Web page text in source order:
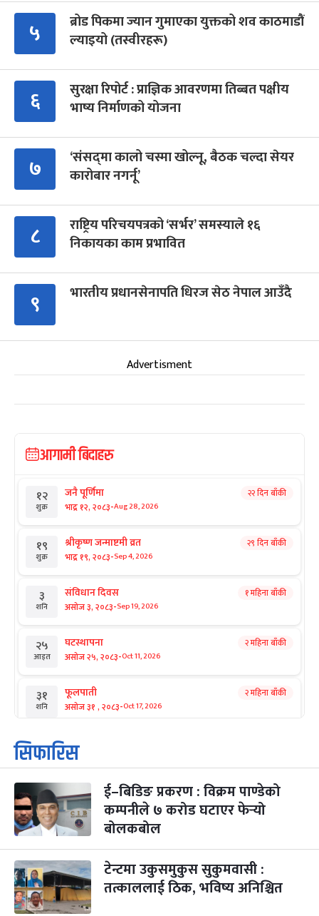
५
ब्रोड पिकमा ज्यान गुमाएका युक्तको शव काठमाडौं
ल्याइयो (तस्वीरहरू)
६
सुरक्षा रिपोर्ट : प्राज्ञिक आवरणमा तिब्बत पक्षीय
भाष्य निर्माणको योजना
७
‘संसद्‍मा कालो चस्मा खोल्नू, बैठक चल्दा सेयर
कारोबार नगर्नू’
८
राष्ट्रिय परिचयपत्रको ‘सर्भर’ समस्याले १६
निकायका काम प्रभावित
९ भारतीय प्रधानसेनापति धिरज सेठ नेपाल आउँदै
Advertisment
आगामी बिदाहरु
१२
शुक्र
जनै पूर्णिमा
भाद्र १२, २०८३-Aug 28, 2026
२२ दिन बाँकी
१९
शुक्र
श्रीकृष्ण जन्माष्टमी व्रत
भाद्र १९, २०८३-Sep 4, 2026
२९ दिन बाँकी
३
शनि
संविधान दिवस
असोज ३, २०८३-Sep 19, 2026
१ महिना बाँकी
२५
आइत
घटस्थापना
असोज २५, २०८३-Oct 11, 2026
२ महिना बाँकी
३१
शनि
फूलपाती
असोज ३१ , २०८३-Oct 17, 2026
२ महिना बाँकी
१
आइत
कार्तिक सङ्क्रान्ति
कार्तिक १, २०८३
३
मंगल
महानवमी
कार्तिक ३, २०८३-Oct 20, 2026
२ महिना बाँकी
४
५
बिहि
पापा‌ङ्कुशा एकादशी व्रत
कार्तिक ५, २०८३
२ महिना बाँकी
सिफारिस
ई–बिडिङ प्रकरण : विक्रम पाण्डेको
कम्पनीले ७ करोड घटाएर फेर्‍यो
बोलकबोल
टेन्टमा उकुसमुकुस सुकुमवासी :
तत्काललाई ठिक, भविष्य अनिश्चित